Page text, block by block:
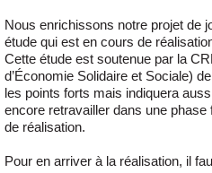
Nous enrichissons notre projet de
étude qui est en cours de
Cette étude est soutenue par la
d’Économie Solidaire et Sociale)
les points forts mais indiquera
encore retravailler dans une
de réalisation.
Pour en arriver à la réalisation, il